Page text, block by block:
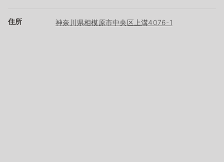
住所 神奈川県相模原市中央区上溝4076-1